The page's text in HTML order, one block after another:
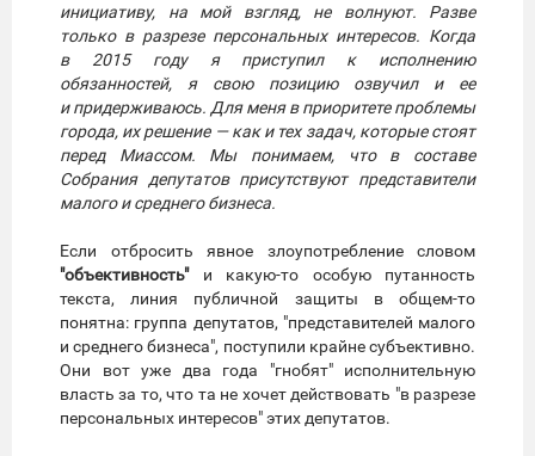
инициативу, на мой взгляд, не волнуют. Разве
только в разрезе персональных интересов. Когда
в 2015 году я приступил к исполнению
обязанностей, я свою позицию озвучил и ее
и придерживаюсь. Для меня в приоритете проблемы
города, их решение — как и тех задач, которые стоят
перед Миассом. Мы понимаем, что в составе
Собрания депутатов присутствуют представители
малого и среднего бизнеса.
Если отбросить явное злоупотребление словом
"объективность"и какую-то особую путанность
текста, линия публичной защиты в общем-то
понятна: группа депутатов, "представителей малого
и среднего бизнеса", поступили крайне субъективно.
Они вот уже два года "гнобят" исполнительную
власть за то, что та не хочет действовать "в разрезе
персональных интересов" этих депутатов.